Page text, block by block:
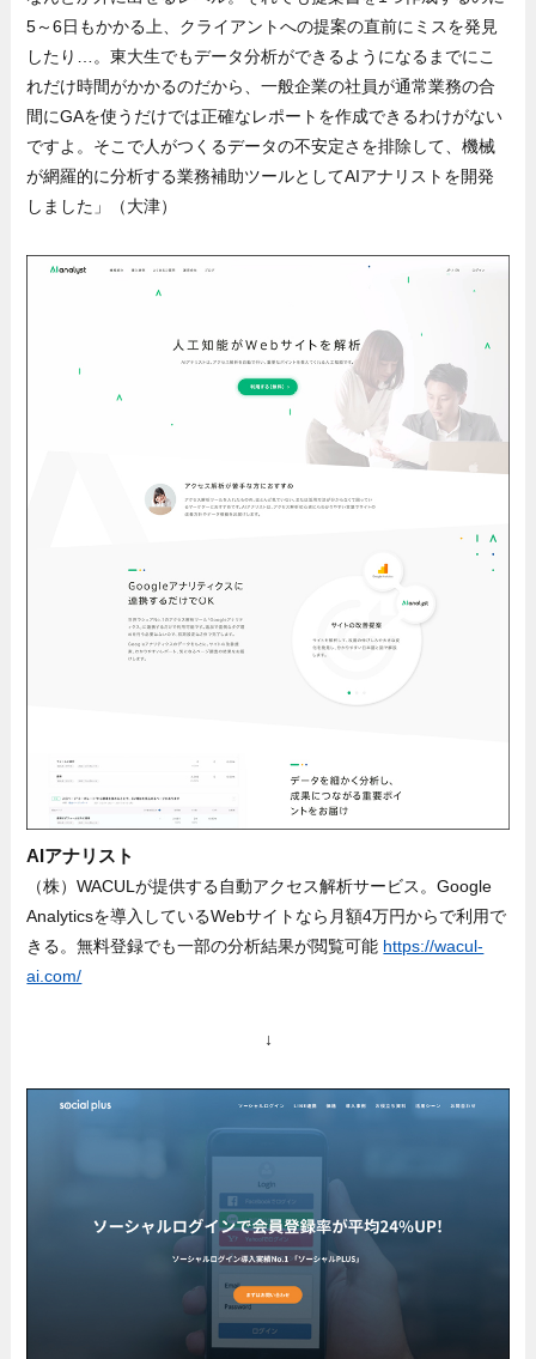
5～6日もかかる上、クライアントへの提案の直前にミスを発見
したり…。東大生でもデータ分析ができるようになるまでにこ
れだけ時間がかかるのだから、一般企業の社員が通常業務の合
間にGAを使うだけでは正確なレポートを作成できるわけがない
ですよ。そこで人がつくるデータの不安定さを排除して、機械
が網羅的に分析する業務補助ツールとしてAIアナリストを開発
しました」（大津）
AIアナリスト
（株）WACULが提供する自動アクセス解析サービス。Google
Analyticsを導入しているWebサイトなら月額4万円からで利用で
きる。無料登録でも一部の分析結果が閲覧可能 https://wacul-
ai.com/
↓